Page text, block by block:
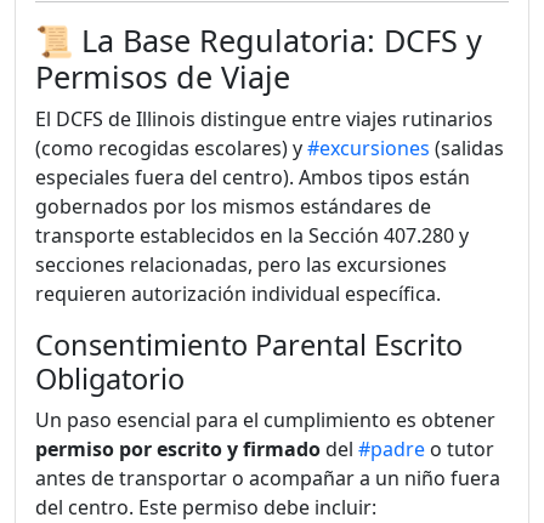
📜 La Base Regulatoria: DCFS y
Permisos de Viaje
El DCFS de Illinois distingue entre viajes rutinarios
(como recogidas escolares) y#excursiones (salidas
especiales fuera del centro). Ambos tipos están
gobernados por los mismos estándares de
transporte establecidos en la Sección 407.280 y
secciones relacionadas, pero las excursiones
requieren autorización individual específica.
Consentimiento Parental Escrito
Obligatorio
Un paso esencial para el cumplimiento es obtener
permiso por escrito y firmadodel #padre o tutor
antes de transportar o acompañar a un niño fuera
del centro. Este permiso debe incluir: